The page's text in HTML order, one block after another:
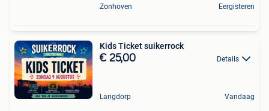
Zonhoven Eergisteren
Kids Ticket suikerrock
€ 25,00 Details
Langdorp Vandaag